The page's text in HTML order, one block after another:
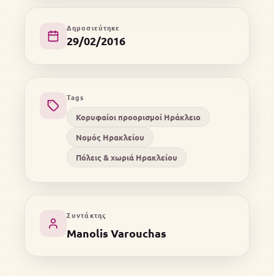
Δημοσιεύτηκε
29/02/2016
Tags
Κορυφαίοι προορισμοί Ηράκλειο
Νομός Ηρακλείου
Πόλεις & χωριά Ηρακλείου
Συντάκτης
Manolis Varouchas